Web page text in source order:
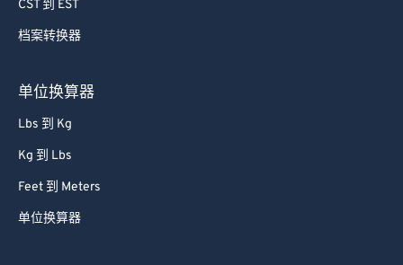
CST 到 EST
档案转换器
单位换算器
Lbs 到 Kg
Kg 到 Lbs
Feet 到 Meters
单位换算器